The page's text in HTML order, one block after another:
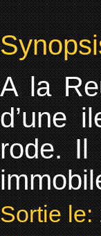
A la
d’une
rode. Il
Sortie le: